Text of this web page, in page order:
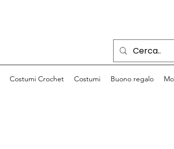
Costumi Crochet Costumi Buono regalo